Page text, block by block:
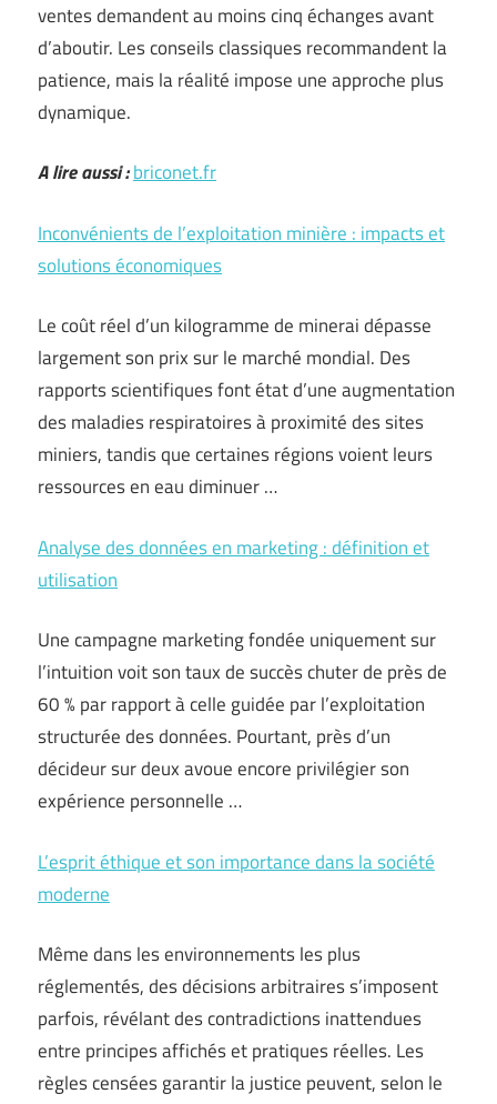
ventes demandent au moins cinq échanges avant
d’aboutir. Les conseils classiques recommandent la
patience, mais la réalité impose une approche plus
dynamique.
A lire aussi :briconet.fr
Inconvénients de l’exploitation minière : impacts et
solutions économiques
Le coût réel d’un kilogramme de minerai dépasse
largement son prix sur le marché mondial. Des
rapports scientifiques font état d’une augmentation
des maladies respiratoires à proximité des sites
miniers, tandis que certaines régions voient leurs
ressources en eau diminuer …
Analyse des données en marketing : définition et
utilisation
Une campagne marketing fondée uniquement sur
l’intuition voit son taux de succès chuter de près de
60 % par rapport à celle guidée par l’exploitation
structurée des données. Pourtant, près d’un
décideur sur deux avoue encore privilégier son
expérience personnelle …
L’esprit éthique et son importance dans la société
moderne
Même dans les environnements les plus
réglementés, des décisions arbitraires s’imposent
parfois, révélant des contradictions inattendues
entre principes affichés et pratiques réelles. Les
règles censées garantir la justice peuvent, selon le